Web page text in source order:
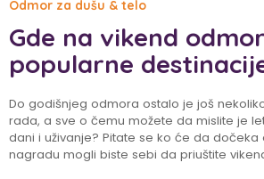
Odmor za dušu & telo
Gde na vikend
popularne
Do godišnjeg odmora ostalo je još
rada, a sve o čemu možete da mislite je
dani i uživanje? Pitate se ko će da dočeka
nagradu mogli biste sebi da priuštite